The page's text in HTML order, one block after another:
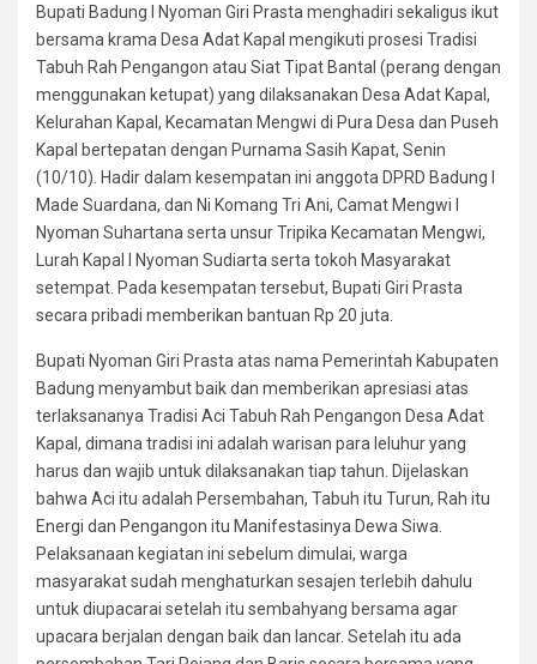
Bupati Badung I Nyoman Giri Prasta menghadiri sekaligus ikut
bersama krama Desa Adat Kapal mengikuti prosesi Tradisi
Tabuh Rah Pengangon atau Siat Tipat Bantal (perang dengan
menggunakan ketupat) yang dilaksanakan Desa Adat Kapal,
Kelurahan Kapal, Kecamatan Mengwi di Pura Desa dan Puseh
Kapal bertepatan dengan Purnama Sasih Kapat, Senin
(10/10). Hadir dalam kesempatan ini anggota DPRD Badung I
Made Suardana, dan Ni Komang Tri Ani, Camat Mengwi I
Nyoman Suhartana serta unsur Tripika Kecamatan Mengwi,
Lurah Kapal I Nyoman Sudiarta serta tokoh Masyarakat
setempat. Pada kesempatan tersebut, Bupati Giri Prasta
secara pribadi memberikan bantuan Rp 20 juta.
Bupati Nyoman Giri Prasta atas nama Pemerintah Kabupaten
Badung menyambut baik dan memberikan apresiasi atas
terlaksananya Tradisi Aci Tabuh Rah Pengangon Desa Adat
Kapal, dimana tradisi ini adalah warisan para leluhur yang
harus dan wajib untuk dilaksanakan tiap tahun. Dijelaskan
bahwa Aci itu adalah Persembahan, Tabuh itu Turun, Rah itu
Energi dan Pengangon itu Manifestasinya Dewa Siwa.
Pelaksanaan kegiatan ini sebelum dimulai, warga
masyarakat sudah menghaturkan sesajen terlebih dahulu
untuk diupacarai setelah itu sembahyang bersama agar
upacara berjalan dengan baik dan lancar. Setelah itu ada